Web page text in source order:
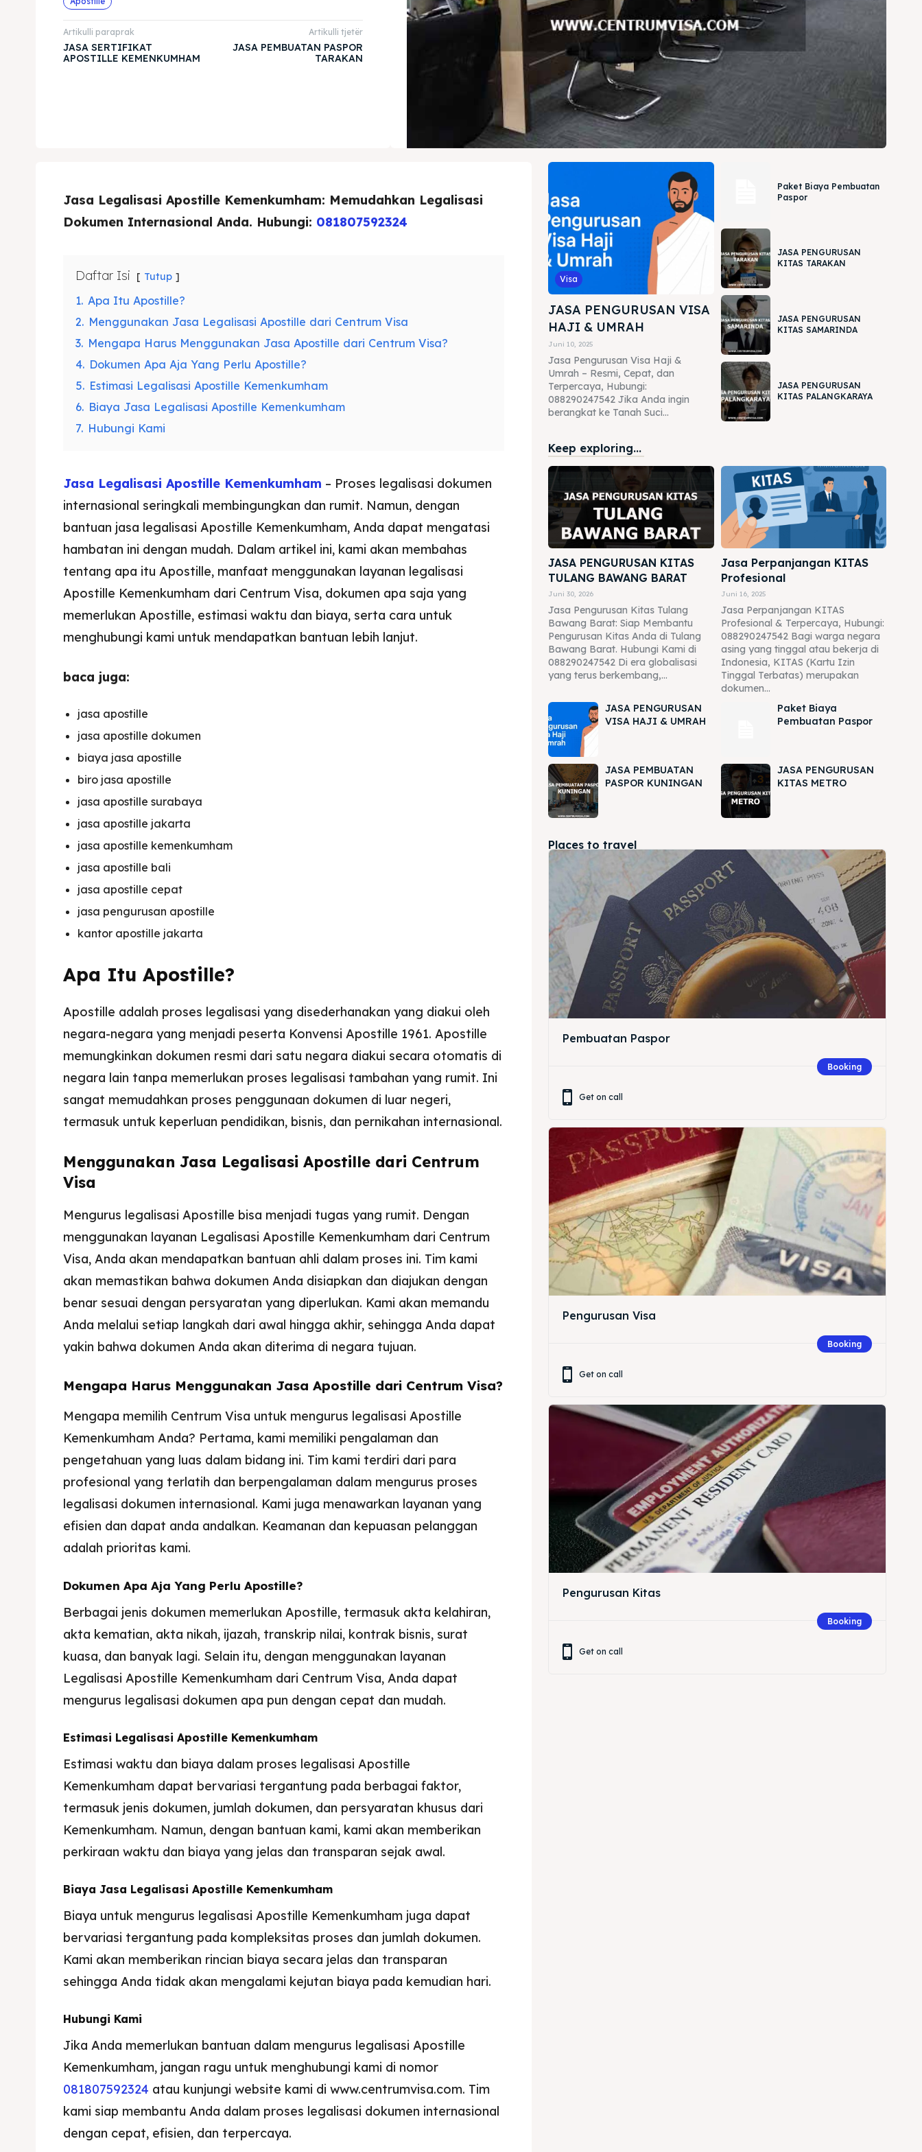
Explore our destinations
Home
Kitas
Imta
Legalisir
Apostille
Penerjemah
Explore our destinations
Home
Kitas
Imta
Legalisir
Apostille
Penerjemah
Artikulli paraprak
JASA SERTIFIKAT
APOSTILLE KEMENKUMHAM
Artikulli tjetër
JASA PEMBUATAN PASPOR
TARAKAN
Jasa Legalisasi Apostille Kemenkumham: Memudahkan Legalisasi
Dokumen Internasional Anda. Hubungi: 081807592324
Daftar Isi Tutup
1. Apa Itu Apostille?
2. Menggunakan Jasa Legalisasi Apostille dari Centrum Visa
3. Mengapa Harus Menggunakan Jasa Apostille dari Centrum Visa?
4. Dokumen Apa Aja Yang Perlu Apostille?
5. Estimasi Legalisasi Apostille Kemenkumham
6. Biaya Jasa Legalisasi Apostille Kemenkumham
7. Hubungi Kami
Jasa Legalisasi Apostille Kemenkumham – Proses legalisasi dokumen
internasional seringkali membingungkan dan rumit. Namun, dengan
bantuan jasa legalisasi Apostille Kemenkumham, Anda dapat mengatasi
hambatan ini dengan mudah. Dalam artikel ini, kami akan membahas
tentang apa itu Apostille, manfaat menggunakan layanan legalisasi
Apostille Kemenkumham dari Centrum Visa, dokumen apa saja yang
memerlukan Apostille, estimasi waktu dan biaya, serta cara untuk
menghubungi kami untuk mendapatkan bantuan lebih lanjut.
baca juga:
jasa apostille
jasa apostille dokumen
biaya jasa apostille
biro jasa apostille
jasa apostille surabaya
jasa apostille jakarta
jasa apostille kemenkumham
jasa apostille bali
jasa apostille cepat
jasa pengurusan apostille
kantor apostille jakarta
Apa Itu Apostille?
Apostille adalah proses legalisasi yang disederhanakan yang diakui oleh
negara-negara yang menjadi peserta Konvensi Apostille 1961. Apostille
memungkinkan dokumen resmi dari satu negara diakui secara otomatis di
negara lain tanpa memerlukan proses legalisasi tambahan yang rumit. Ini
sangat memudahkan proses penggunaan dokumen di luar negeri,
termasuk untuk keperluan pendidikan, bisnis, dan pernikahan internasional.
Menggunakan Jasa Legalisasi Apostille dari Centrum
Visa
Mengurus legalisasi Apostille bisa menjadi tugas yang rumit. Dengan
menggunakan layanan Legalisasi Apostille Kemenkumham dari Centrum
Visa, Anda akan mendapatkan bantuan ahli dalam proses ini. Tim kami
akan memastikan bahwa dokumen Anda disiapkan dan diajukan dengan
benar sesuai dengan persyaratan yang diperlukan. Kami akan memandu
Anda melalui setiap langkah dari awal hingga akhir, sehingga Anda dapat
yakin bahwa dokumen Anda akan diterima di negara tujuan.
Mengapa Harus Menggunakan Jasa Apostille dari Centrum Visa?
Mengapa memilih Centrum Visa untuk mengurus legalisasi Apostille
Kemenkumham Anda? Pertama, kami memiliki pengalaman dan
pengetahuan yang luas dalam bidang ini. Tim kami terdiri dari para
profesional yang terlatih dan berpengalaman dalam mengurus proses
legalisasi dokumen internasional. Kami juga menawarkan layanan yang
efisien dan dapat anda andalkan. Keamanan dan kepuasan pelanggan
adalah prioritas kami.
Dokumen Apa Aja Yang Perlu Apostille?
Berbagai jenis dokumen memerlukan Apostille, termasuk akta kelahiran,
akta kematian, akta nikah, ijazah, transkrip nilai, kontrak bisnis, surat
kuasa, dan banyak lagi. Selain itu, dengan menggunakan layanan
Legalisasi Apostille Kemenkumham dari Centrum Visa, Anda dapat
mengurus legalisasi dokumen apa pun dengan cepat dan mudah.
Estimasi Legalisasi Apostille Kemenkumham
Estimasi waktu dan biaya dalam proses legalisasi Apostille
Kemenkumham dapat bervariasi tergantung pada berbagai faktor,
termasuk jenis dokumen, jumlah dokumen, dan persyaratan khusus dari
Kemenkumham. Namun, dengan bantuan kami, kami akan memberikan
perkiraan waktu dan biaya yang jelas dan transparan sejak awal.
Biaya Jasa Legalisasi Apostille Kemenkumham
Biaya untuk mengurus legalisasi Apostille Kemenkumham juga dapat
bervariasi tergantung pada kompleksitas proses dan jumlah dokumen.
Kami akan memberikan rincian biaya secara jelas dan transparan
sehingga Anda tidak akan mengalami kejutan biaya pada kemudian hari.
Hubungi Kami
Jika Anda memerlukan bantuan dalam mengurus legalisasi Apostille
Kemenkumham, jangan ragu untuk menghubungi kami di nomor
081807592324 atau kunjungi website kami di www.centrumvisa.com. Tim
kami siap membantu Anda dalam proses legalisasi dokumen internasional
dengan cepat, efisien, dan terpercaya.
Visa
JASA PENGURUSAN VISA
HAJI & UMRAH
Juni 10, 2025
Jasa Pengurusan Visa Haji &
Umrah – Resmi, Cepat, dan
Terpercaya, Hubungi:
088290247542 Jika Anda ingin
berangkat ke Tanah Suci...
Paket Biaya Pembuatan
Paspor
JASA PENGURUSAN
KITAS TARAKAN
JASA PENGURUSAN
KITAS SAMARINDA
JASA PENGURUSAN
KITAS PALANGKARAYA
Keep exploring...
JASA PENGURUSAN KITAS
TULANG BAWANG BARAT
Juni 30, 2026
Jasa Pengurusan Kitas Tulang
Bawang Barat: Siap Membantu
Pengurusan Kitas Anda di Tulang
Bawang Barat. Hubungi Kami di
088290247542 Di era globalisasi
yang terus berkembang,...
Jasa Perpanjangan KITAS
Profesional
Juni 16, 2025
Jasa Perpanjangan KITAS
Profesional & Terpercaya, Hubungi:
088290247542 Bagi warga negara
asing yang tinggal atau bekerja di
Indonesia, KITAS (Kartu Izin
Tinggal Terbatas) merupakan
dokumen...
JASA PENGURUSAN
VISA HAJI & UMRAH
Paket Biaya
Pembuatan Paspor
JASA PEMBUATAN
PASPOR KUNINGAN
JASA PENGURUSAN
KITAS METRO
Places to travel
Pembuatan Paspor
Booking
Get on call
Pengurusan Visa
Booking
Get on call
Pengurusan Kitas
Booking
Get on call